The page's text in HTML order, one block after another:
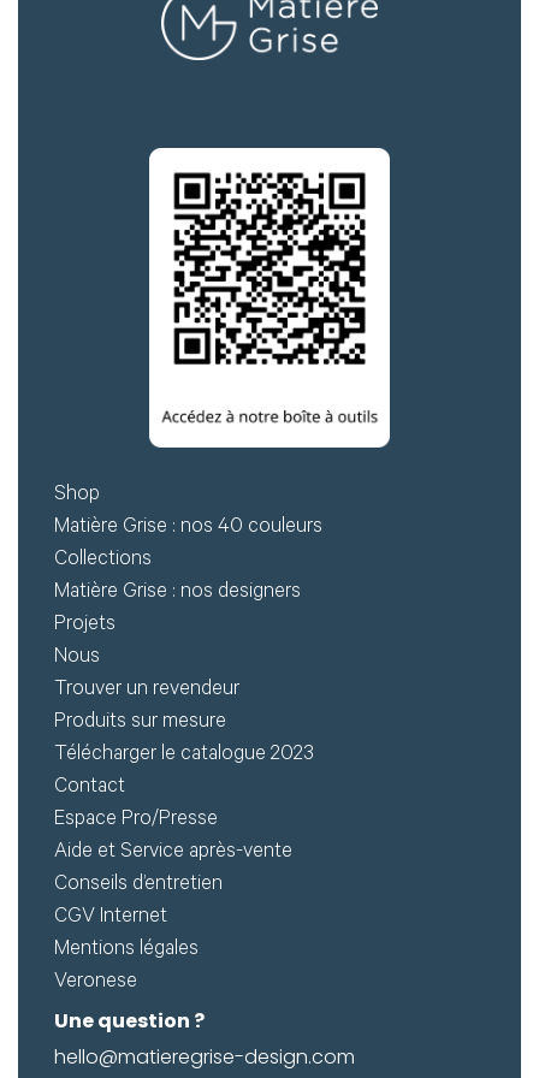
Mot de passe
connecté
Se connecter
J’ai perdu mon mot de passe
Shop
Matière Grise : nos 40 couleurs
Collections
Matière Grise : nos designers
Projets
Nous
Trouver un revendeur
Produits sur mesure
Télécharger le catalogue 2023
Contact
Espace Pro/Presse
Aide et Service après-vente
Conseils d’entretien
CGV Internet
Mentions légales
Veronese
Une question ?
hello@matieregrise-design.com